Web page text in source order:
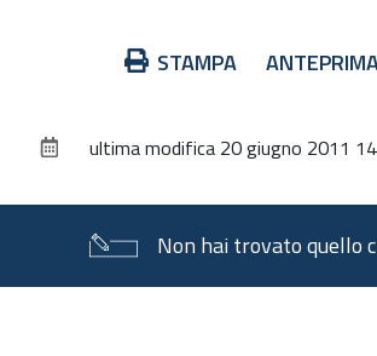
STAMPA
ultima modifica 20 giugno 2011
Non hai trovato quello